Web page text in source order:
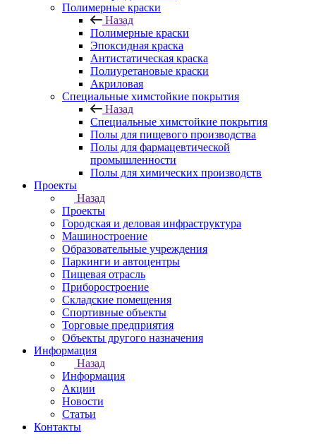
Полимерные краски
Назад
Полимерные краски
Эпоксидная краска
Антистатическая краска
Полиуретановые краски
Акриловая
Специальные химстойкие покрытия
Назад
Специальные химстойкие покрытия
Полы для пищевого производства
Полы для фармацевтической
промышленности
Полы для химических производств
Проекты
Назад
Проекты
Городская и деловая инфраструктура
Машиностроение
Образовательные учреждения
Паркинги и автоцентры
Пищевая отрасль
Приборостроение
Складские помещения
Спортивные объекты
Торговые предприятия
Объекты другого назначения
Информация
Назад
Информация
Акции
Новости
Статьи
Контакты